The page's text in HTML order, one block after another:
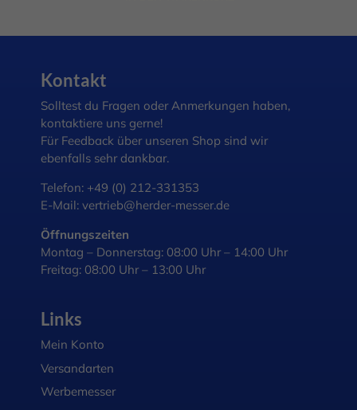
Kontakt
Solltest du Fragen oder Anmerkungen haben,
kontaktiere uns gerne!
Für Feedback über unseren Shop sind wir
ebenfalls sehr dankbar.
Telefon: +49 (0) 212-331353
E-Mail: vertrieb@herder-messer.de
Öffnungszeiten
Montag – Donnerstag: 08:00 Uhr – 14:00 Uhr
Freitag: 08:00 Uhr – 13:00 Uhr
Links
Mein Konto
Versandarten
Werbemesser